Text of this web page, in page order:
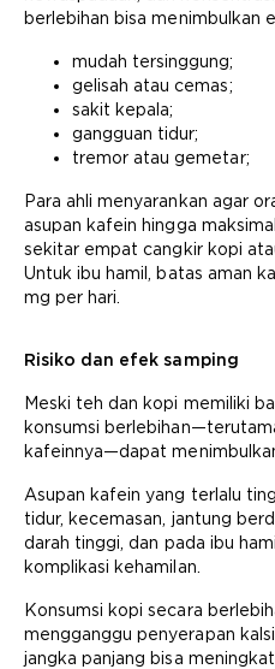
berlebihan bisa menimbulkan
mudah tersinggung;
gelisah atau cemas;
sakit kepala;
gangguan tidur;
tremor atau gemetar;
Para ahli menyarankan agar
asupan kafein hingga
sekitar empat cangkir kopi
Untuk ibu hamil, batas aman
mg per hari.
Risiko dan efek samping
Meski teh dan kopi memiliki
konsumsi
kafeinnya—dapat
Asupan kafein yang terlalu
tidur, kecemasan, jantung
darah tinggi, dan pada ibu
komplikasi kehamilan.
Konsumsi kopi secara
mengganggu penyerapan
jangka panjang bisa